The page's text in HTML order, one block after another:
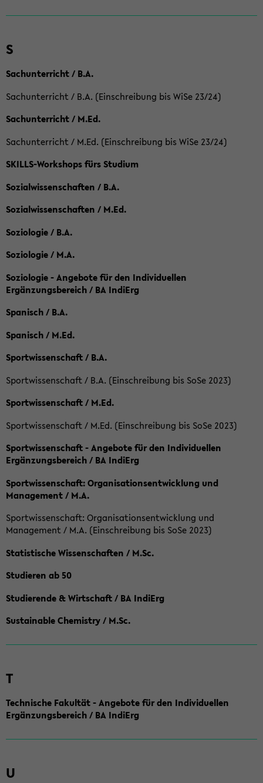
S
Sachunterricht / B.A.
Sachunterricht / B.A. (Einschreibung bis WiSe 23/24)
Sachunterricht / M.Ed.
Sachunterricht / M.Ed. (Einschreibung bis WiSe 23/24)
SKILLS-Workshops fürs Studium
Sozialwissenschaften / B.A.
Sozialwissenschaften / M.Ed.
Soziologie / B.A.
Soziologie / M.A.
Soziologie - Angebote für den Individuellen
Ergänzungsbereich / BA IndiErg
Spanisch / B.A.
Spanisch / M.Ed.
Sportwissenschaft / B.A.
Sportwissenschaft / B.A. (Einschreibung bis SoSe 2023)
Sportwissenschaft / M.Ed.
Sportwissenschaft / M.Ed. (Einschreibung bis SoSe 2023)
Sportwissenschaft - Angebote für den Individuellen
Ergänzungsbereich / BA IndiErg
Sportwissenschaft: Organisationsentwicklung und
Management / M.A.
Sportwissenschaft: Organisationsentwicklung und
Management / M.A. (Einschreibung bis SoSe 2023)
Statistische Wissenschaften / M.Sc.
Studieren ab 50
Studierende & Wirtschaft / BA IndiErg
Sustainable Chemistry / M.Sc.
T
Technische Fakultät - Angebote für den Individuellen
Ergänzungsbereich / BA IndiErg
U